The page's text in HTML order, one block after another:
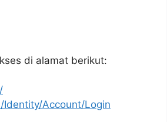
di alamat berikut:
Account/Login